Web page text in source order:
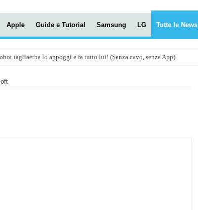
Apple Guide e Tutorial Samsung LG Tutte le News
tagliaerba lo appoggi e fa tutto lui! (Senza cavo, senza App)